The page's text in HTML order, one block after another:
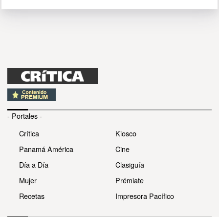
- Portales -
Crítica
Panamá América
Día a Día
Mujer
Recetas
Kiosco
Cine
Clasiguía
Prémiate
Impresora Pacífico